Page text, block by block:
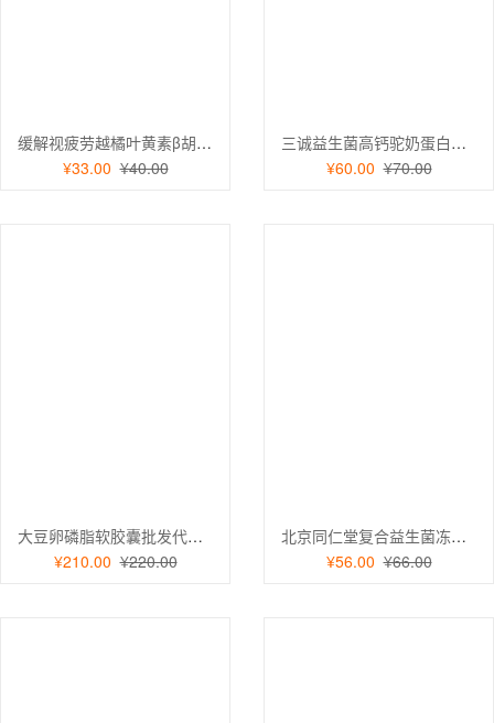
缓解视疲劳越橘叶黄素β胡萝卜素胶囊60粒青少年护眼中老年保健品一瓶
¥33.00 ¥40.00
三诚益生菌高钙驼奶蛋白粉高钙骆驼奶营养粉儿童成人中老年高蛋白4桶
¥60.00 ¥70.00
大豆卵磷脂软胶囊批发代加工辅助降血脂鱼油藻油中老年蓝帽保健品5瓶
¥210.00 ¥220.00
北京同仁堂复合益生菌冻干粉活菌肠胃益生元胶原蛋白固体饮料批发3件
¥56.00 ¥66.00